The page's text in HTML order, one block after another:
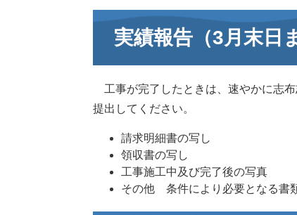
実績報告（3月末日
工事が完了したときは、速やかに志布
提出してください。
請求明細書の写し
領収書の写し
工事施工中及び完了後の写真
その他 条件により必要となる書